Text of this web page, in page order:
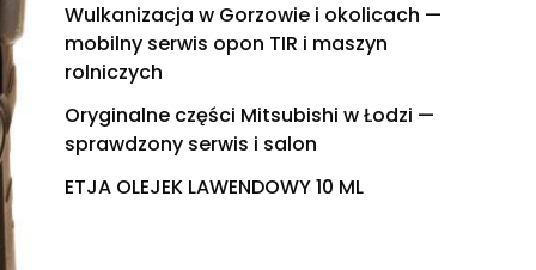
Wulkanizacja w Gorzowie i okolicach —
mobilny serwis opon TIR i maszyn
rolniczych
Oryginalne części Mitsubishi w Łodzi —
sprawdzony serwis i salon
ETJA OLEJEK LAWENDOWY 10 ML